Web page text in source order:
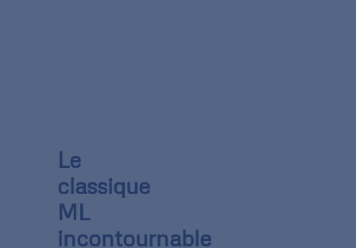
Le
classique
ML
incontournable